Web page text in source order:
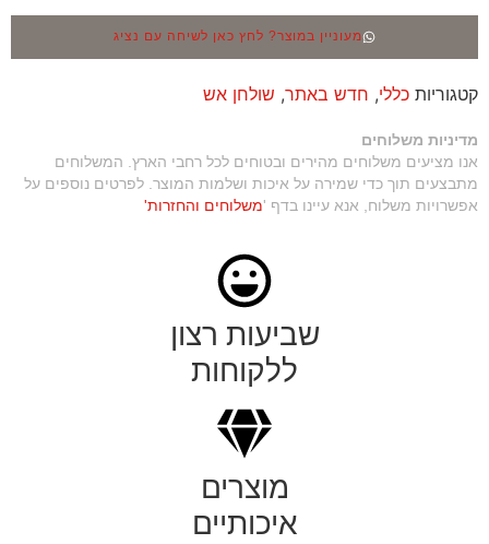
מעוניין במוצר? לחץ כאן לשיחה עם נציג
קטגוריות כללי, חדש באתר, שולחן אש
מדיניות משלוחים
אנו מציעים משלוחים מהירים ובטוחים לכל רחבי הארץ. המשלוחים
מתבצעים תוך כדי שמירה על איכות ושלמות המוצר. לפרטים נוספים על
אפשרויות משלוח, אנא עיינו בדף 'משלוחים והחזרות'
שביעות רצון
ללקוחות
מוצרים
איכותיים